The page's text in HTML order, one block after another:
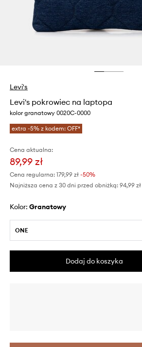
Levi's
Levi's pokrowiec na laptopa
kolor granatowy 0020C-0000
extra -5% z kodem: OFF*
Cena aktualna:
89,99 zł
Cena regularna: 179,99 zł -50%
Najniższa cena z 30 dni przed obniżką: 94,99 zł
Kolor: granatowy
ONE
Dodaj do koszyka